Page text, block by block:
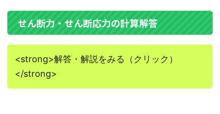
せん断力・せん断応力の計算解答
<strong>解答・解説をみる（クリック）
</strong>